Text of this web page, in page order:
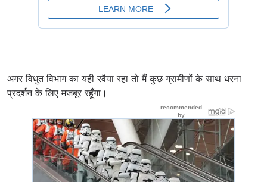
अगर विधुत विभाग का यही रवैया रहा तो मैं कुछ ग्रामीणों के साथ धरना
प्रदर्शन के लिए मजबूर रहूँगा।